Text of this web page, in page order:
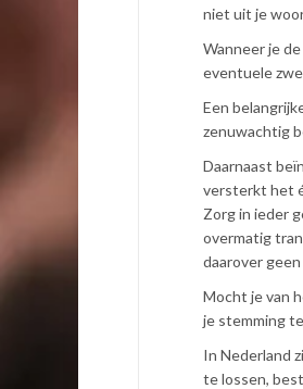
niet uit je
Wanneer je
eventuele
Een
zenuwachtig
Daarnaast
versterkt het
Zorg in ieder
overmatig
daarover
Mocht je van
je stemming
In Nederland
te lossen,